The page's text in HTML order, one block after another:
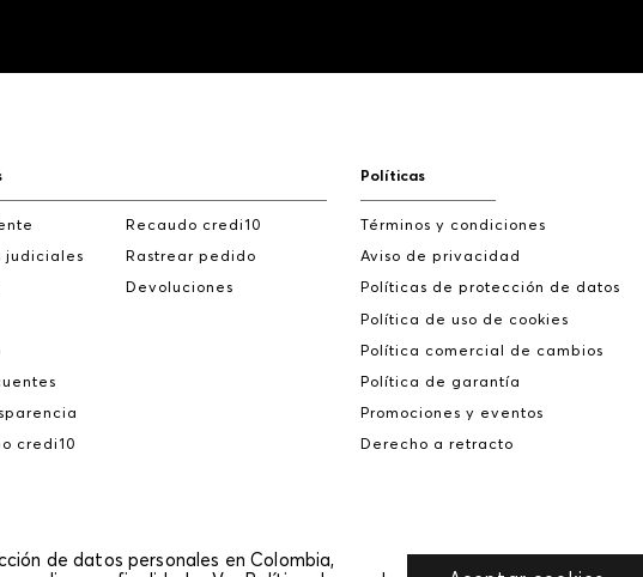
judiciales
credi10
Recaudo credi10
Rastrear pedido
Devoluciones
Políticas
Términos y condiciones
Aviso de privacidad
Políticas de protección de datos
Política de uso de cookies
Política comercial de cambios
Política de garantía
Promociones y eventos
Derecho a retracto
de datos personales en Colombia,